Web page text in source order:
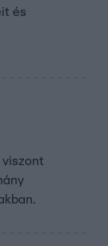
és
viszont